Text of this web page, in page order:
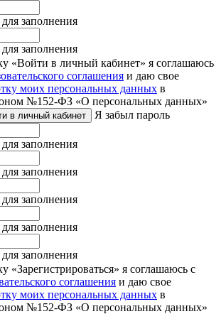
заполнения
заполнения
«Войти в личный кабинет» я соглашаюсь
соглашения и даю свое
моих персональных данных в
№152-ФЗ «О персональных данных»
в личный кабинет Я забыл пароль
заполнения
заполнения
заполнения
заполнения
заполнения
«Зарегистрироваться» я соглашаюсь с
соглашения и даю свое
моих персональных данных в
№152-ФЗ «О персональных данных»